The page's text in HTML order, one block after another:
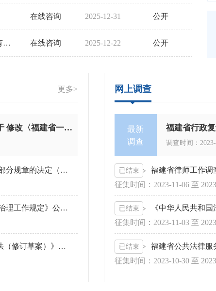
在线咨询 2025-12-31 公开
请问福建省2023年和2024年的鉴定机构和鉴定人名册哪里有公布 在线咨询 2025-12-22 公开
更多>
福建省司法厅关于《福建省人民政府关于 修改〈福建省一体化大融合行政执法平台 管理暂行办法〉的决定（草案）》 公开征求意见的通知
福建省司法厅关于《福建省人民政府关于 修改部分规章的决定（草案）》 公开征求意见的通知
福建省司法厅关于拟废止《福建省反走私 综合治理工作规定》公开征求意见的通知
福建省司法厅关于《敖江流域水源保护管理办法（修订草案）》公开征求意见的通知
网上调查
最新
调查
福建省行政
调查时间：
福建省律师工作调
征集时间： 2023-11-06至
已结束
《中华人民共和
征集时间： 2023-11-03至
已结束
福建省公共法律服
征集时间： 2023-10-30至
已结束